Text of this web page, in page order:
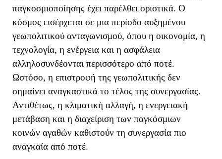
παγκοσμιοποίησης έχει παρέλθει οριστικά. Ο
κόσμος εισέρχεται σε μια περίοδο αυξημένου
γεωπολιτικού ανταγωνισμού, όπου η οικονομία, η
τεχνολογία, η ενέργεια και η ασφάλεια
αλληλοσυνδέονται περισσότερο από ποτέ.
Ωστόσο, η επιστροφή της γεωπολιτικής δεν
σημαίνει αναγκαστικά το τέλος της συνεργασίας.
Αντιθέτως, η κλιματική αλλαγή, η ενεργειακή
μετάβαση και η διαχείριση των παγκόσμιων
κοινών αγαθών καθιστούν τη συνεργασία πιο
αναγκαία από ποτέ.